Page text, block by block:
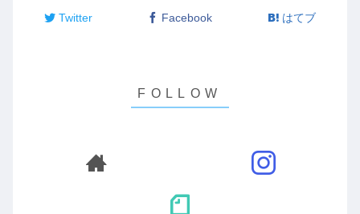
Twitter Facebook はてブ